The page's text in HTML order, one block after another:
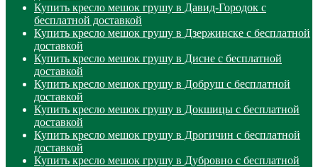
Купить кресло мешок грушу в Давид-Городок с
бесплатной доставкой
Купить кресло мешок грушу в Дзержинске с бесплатной
доставкой
Купить кресло мешок грушу в Дисне с бесплатной
доставкой
Купить кресло мешок грушу в Добруш с бесплатной
доставкой
Купить кресло мешок грушу в Докшицы с бесплатной
доставкой
Купить кресло мешок грушу в Дрогичин с бесплатной
доставкой
Купить кресло мешок грушу в Дубровно с бесплатной